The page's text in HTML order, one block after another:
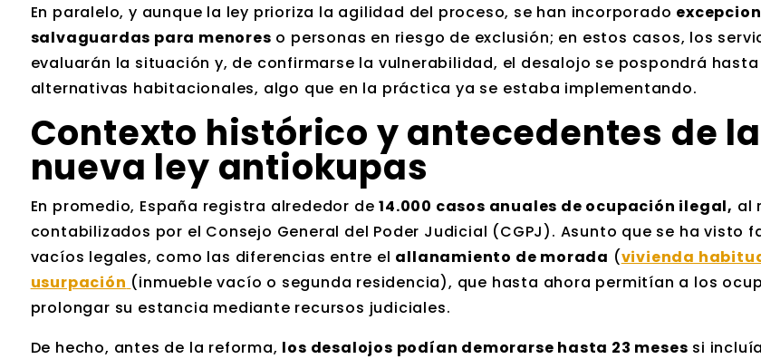
En paralelo, y aunque la ley prioriza la agilidad del proceso, se han incorporado
salvaguardas para menores o personas en riesgo de exclusión; en estos casos, los
evaluarán la situación y, de confirmarse la vulnerabilidad, el desalojo se pospondrá
alternativas habitacionales, algo que en la práctica ya se estaba implementando.
Contexto histórico y antecedentes de la
nueva ley antiokupas
En promedio, España registra alrededor de14.000 casos anuales de ocupación ilegal, al
contabilizados por el Consejo General del Poder Judicial (CGPJ). Asunto que se ha visto
vacíos legales, como las diferencias entre el allanamiento de morada (vivienda
usurpación (inmueble vacío o segunda residencia), que hasta ahora permitían a los
prolongar su estancia mediante recursos judiciales.
De hecho, antes de la reforma, los desalojos podían demorarse hasta 23 meses si